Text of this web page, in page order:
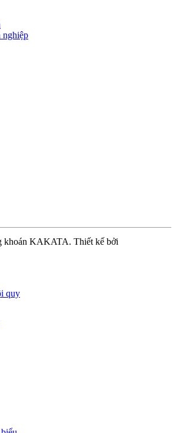
nghiệp
khoán KAKATA. Thiết kế bởi
quy